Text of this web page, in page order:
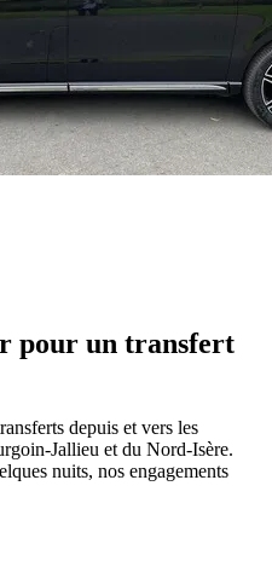
pour un transfert
depuis et vers les
Jallieu et du Nord-Isère.
nuits, nos engagements